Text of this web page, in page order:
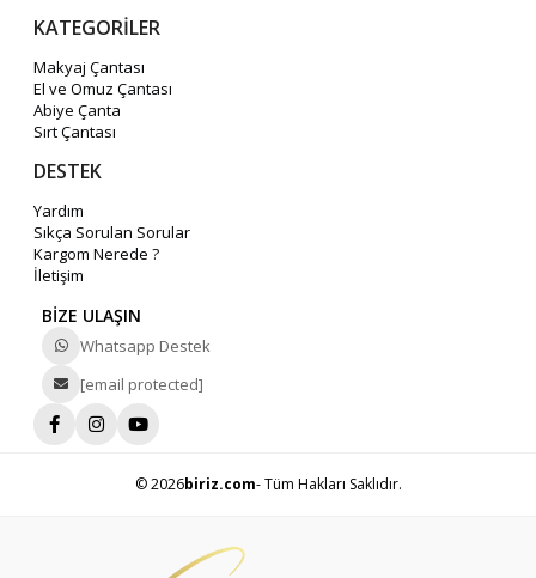
KATEGORİLER
Makyaj Çantası
El ve Omuz Çantası
Abiye Çanta
Sırt Çantası
DESTEK
Yardım
Sıkça Sorulan Sorular
Kargom Nerede ?
İletişim
BİZE ULAŞIN
Whatsapp Destek
[email protected]
© 2026biriz.com- Tüm Hakları Saklıdır.